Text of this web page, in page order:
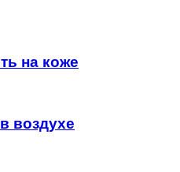
на коже
воздухе